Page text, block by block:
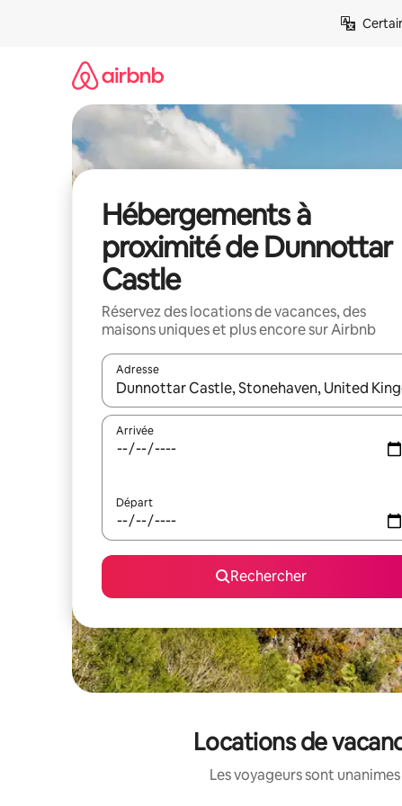
Hébergements à
proximité de Dunnottar
Castle
Réservez des locations de vacances, des
maisons uniques et plus encore sur Airbnb
Adresse
Lorsque les résultats s'affichent, utilisez les
Arrivée
Départ
Rechercher
Locations de
Les voyageurs sont